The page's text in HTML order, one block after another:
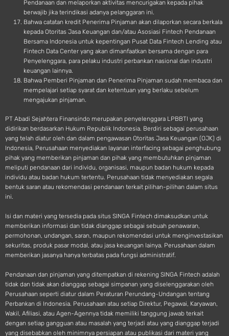
Pendanaan dan melaporkan aktivitas mencurigakan kepada pihak
berwajib jika terindikasi adanya pelanggaran ini.
Bahwa catatan kredit Penerima Pinjaman akan dilaporkan secara berkala
kepada Otoritas Jasa Keuangan dan/atau Asosiasi Fintech Pendanaan
Bersama Indonesia untuk kepentingan Pusat Data Fintech Lending atau
Fintech Data Center yang akan dimanfaatkan bersama dengan para
Penyelenggara, para pelaku industri perbankan nasional dan industri
keuangan lainnya.
Bahwa Pemberi Pinjaman dan Penerima Pinjaman sudah membaca dan
mempelajari setiap syarat dan ketentuan yang berlaku sebelum
mengajukan pinjaman.
PT Abadi Sejahtera Finansindo merupakan penyelenggara LPBBTI yang
didirikan berdasarkan Hukum Republik Indonesia. Berdiri sebagai perusahaan
yang telah diatur oleh dan dalam pengawasan Otoritas Jasa Keuangan (OJK) di
Indonesia, Perusahaan menyediakan layanan interfacing sebagai penghubung
pihak yang memberikan pinjaman dan pihak yang membutuhkan pinjaman
meliputi pendanaan dari individu, organisasi, maupun badan hukum kepada
individu atau badan hukum tertentu. Perusahaan tidak menyediakan segala
bentuk saran atau rekomendasi pendanaan terkait pilihan-pilihan dalam situs
ini.
Isi dan materi yang tersedia pada situs SINGA Fintech dimaksudkan untuk
memberikan informasi dan tidak dianggap sebagai sebuah penawaran,
permohonan, undangan, saran, maupun rekomendasi untuk menginvestasikan
sekuritas, produk pasar modal, atau jasa keuangan lainya. Perusahaan dalam
memberikan jasanya hanya terbatas pada fungsi administratif.
Pendanaan dan pinjaman yang ditempatkan di rekening SINGA Fintech adalah
tidak dan tidak akan dianggap sebagai simpanan yang diselenggarakan oleh
Perusahaan seperti diatur dalam Peraturan Perundang-Undangan tentang
Perbankan di Indonesia. Perusahaan atau setiap Direktur, Pegawai, Karyawan,
Wakil, Afiliasi, atau Agen-Agennya tidak memiliki tanggung jawab terkait
dengan setiap gangguan atau masalah yang terjadi atau yang dianggap terjadi
yang disebabkan oleh minimnya persiapan atau publikasi dari materi yang